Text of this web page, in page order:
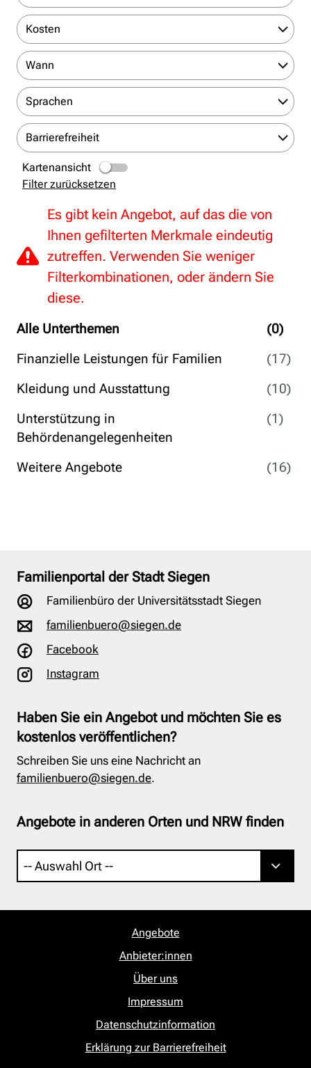
Alle Unterthemen
(0)
Finanzielle Leistungen für Familien
(17)
Kleidung und Ausstattung
(10)
Unterstützung in
Behördenangelegenheiten
(1)
Weitere Angebote (16)
Kosten
Wann
Sprachen
Barrierefreiheit
Kartenansicht
Filter zurücksetzen
Es gibt kein Angebot, auf das die von
Ihnen gefilterten Merkmale eindeutig
zutreffen. Verwenden Sie weniger
Filterkombinationen, oder ändern Sie
diese.
Familienportal der Stadt Siegen
Familienbüro der Universitätsstadt Siegen
familienbuero@siegen.de
Facebook
Instagram
Haben Sie ein Angebot und möchten Sie es
kostenlos veröffentlichen?
Schreiben Sie uns eine Nachricht an
familienbuero@siegen.de.
Angebote in anderen Orten und NRW finden
Angebote
Anbieter:innen
Über uns
Impressum
Datenschutzinformation
Erklärung zur Barrierefreiheit